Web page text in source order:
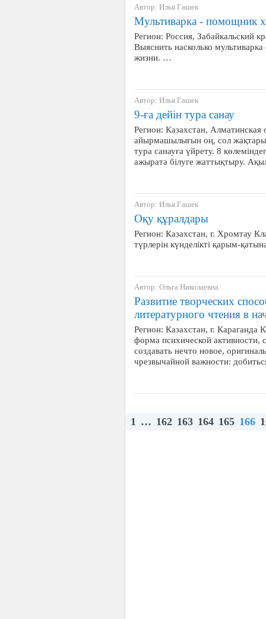
Автор: Илья Гашек
Мультиварка - помощник
Регион: Россия, Забайкальский
Выяснить насколько
жизни. …
Автор: Илья Гашек
9-ға дейін тура санау
Регион: Казахстан,
айырмашылығын оң, сол
тура санауға үйрету. 8
ажырата білуге жаттықтыру.
Автор: Илья Гашек
Оқу құралдары
Регион: Казахстан, г. Хромтау
түрлерін күнделікті қарым-
Автор: Ольга Николаевна
Развитие творческих
литературного чтения в
Регион: Казахстан, г. Караганда
форма психической активности,
создавать нечто новое,
чрезвычайной важности:
1 … 162 163 164 165 166